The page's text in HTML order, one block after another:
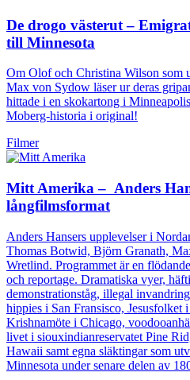
De drogo västerut –
till Minnesota
Om Olof och Christina Wilson som
Max von Sydow läser ur deras
hittade i en skokartong i
Moberg-historia i original!
Filmer
Mitt Amerika – Anders
långfilmsformat
Anders Hansers upplevelser i
Thomas Botwid, Björn Granath,
Wretlind. Programmet är en
och reportage. Dramatiska vyer,
demonstrationståg, illegal
hippies i San Fransisco, Jesusfolket
Krishnamöte i Chicago,
livet i siouxindianreservatet Pine
Hawaii samt egna släktingar som
Minnesota under senare delen av